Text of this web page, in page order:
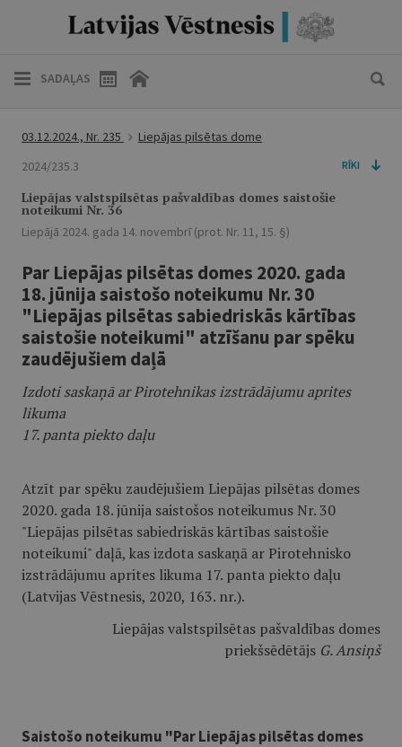
SADAĻAS
03.12.2024., Nr. 235
Liepājas pilsētas dome
2024/235.3
RĪKI
Liepājas valstspilsētas pašvaldības domes saistošie
noteikumi Nr. 36
Liepājā 2024. gada 14. novembrī (prot. Nr. 11, 15. §)
Par Liepājas pilsētas domes 2020. gada
18. jūnija saistošo noteikumu Nr. 30
"Liepājas pilsētas sabiedriskās kārtības
saistošie noteikumi" atzīšanu par spēku
zaudējušiem daļā
Izdoti saskaņā ar Pirotehnikas izstrādājumu aprites
likuma
17. panta piekto daļu
Atzīt par spēku zaudējušiem Liepājas pilsētas domes
2020. gada 18. jūnija saistošos noteikumus Nr. 30
"Liepājas pilsētas sabiedriskās kārtības saistošie
noteikumi" daļā, kas izdota saskaņā ar Pirotehnisko
izstrādājumu aprites likuma 17. panta piekto daļu
(Latvijas Vēstnesis, 2020, 163. nr.).
Liepājas valstspilsētas pašvaldības domes
priekšsēdētājs G. Ansiņš
Saistošo noteikumu "Par Liepājas pilsētas domes